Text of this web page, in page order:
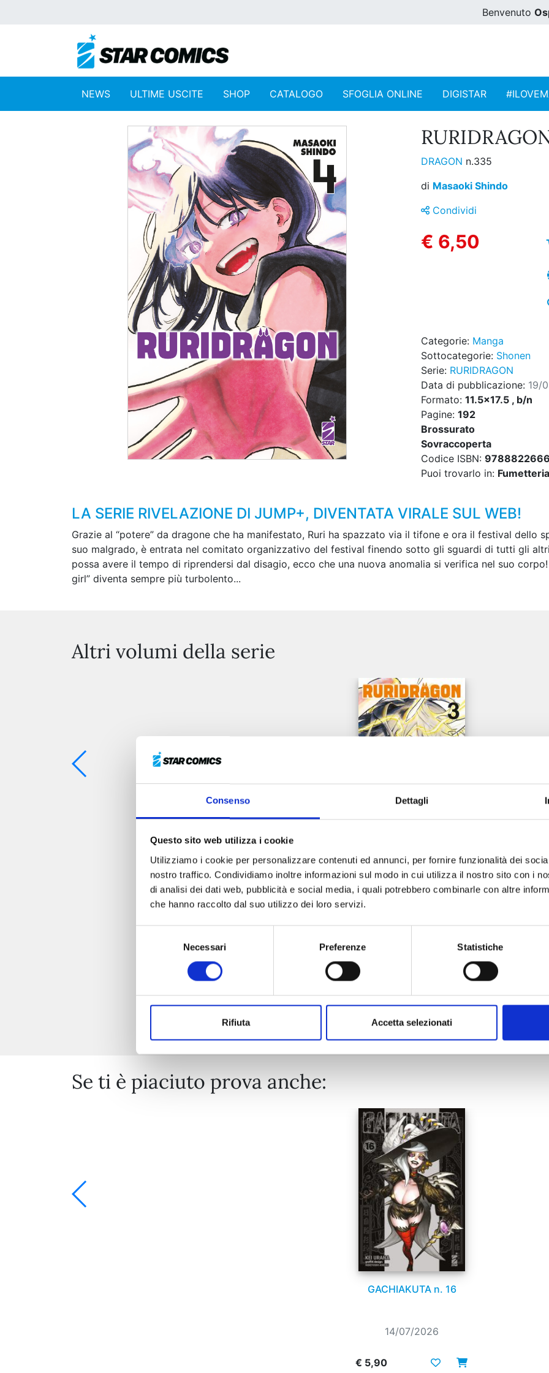
Consenso Dettagli
Questo sito web utilizza i cookie
Utilizziamo i cookie per personalizzare contenuti ed annunci, per fornire funzionalità dei
nostro traffico. Condividiamo inoltre informazioni sul modo in cui utilizza il nostro sito con i
di analisi dei dati web, pubblicità e social media, i quali potrebbero combinarle con altre
che hanno raccolto dal suo utilizzo dei loro servizi.
Necessari Preferenze Statistiche
Rifiuta Accetta selezionati
Benvenuto
NEWS ULTIME USCITE SHOP CATALOGO SFOGLIA ONLINE DIGISTAR
DRAGON n.335
di Masaoki Shindo
Condividi
€ 6,50
Categorie: Manga
Sottocategorie: Shonen
Serie: RURIDRAGON
Data di pubblicazione: 19/
Formato: 11.5x17.5 , b/n
Pagine: 192
Brossurato
Sovraccoperta
Codice ISBN:
Puoi trovarlo in:
LA SERIE RIVELAZIONE DI JUMP+, DIVENTATA VIRALE SUL WEB!
Grazie al “potere” da dragone che ha manifestato, Ruri ha spazzato via il tifone e ora il festival dello
suo malgrado, è entrata nel comitato organizzativo del festival finendo sotto gli sguardi di tutti gli
possa avere il tempo di riprendersi dal disagio, ecco che una nuova anomalia si verifica nel suo
girl” diventa sempre più turbolento...
Altri volumi della serie
RURIDRAGON n. 3
Mostra tutto
Se ti è piaciuto prova anche:
GACHIAKUTA n. 16
14/07/2026
€ 5,90